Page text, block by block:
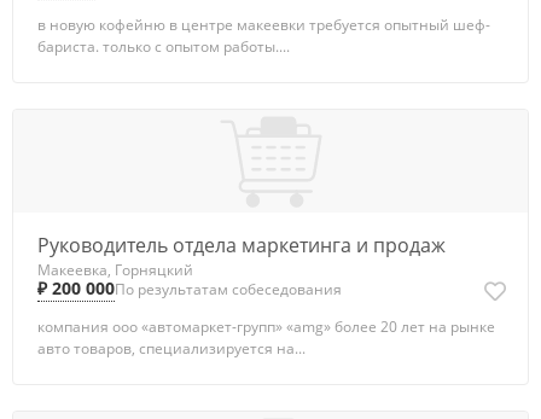
в новую кофейню в центре макеевки требуется опытный шеф-
бариста. только с опытом работы....
Руководитель отдела маркетинга и продаж
Макеевка, Горняцкий
₽ 200 000По результатам собеседования
компания ооо «автомаркет-групп» «amg» более 20 лет на рынке
авто товаров, специализируется на...